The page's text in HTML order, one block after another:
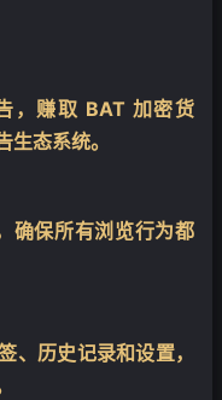
，赚取 BAT 加密货
生态系统。
确保所有浏览行为都
、历史记录和设置，